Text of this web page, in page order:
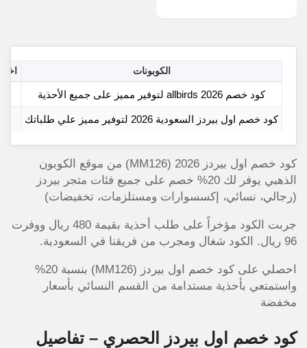
الكوبونات
كود خصم allbirds 2026 لتوفير مميز على جميع الأحذية
كود خصم اول بيردز السعودية 2026 لتوفير مميز علي طلباتك
كود خصم اول بيردز 2026 (MM126) من موقع الكوبون
الذهبي يوفر لك 20% خصم على جميع فئات متجر بيردز
(رجالي، نسائي، إكسسوارات ومستلزمات، تخفيضات)
جربت الكود مؤخراً على طلب أحذية بقيمة 480 ريال ووفرت
96 ريال. الكود شغال ومجرب من فريقنا في السعودية.
احصلي على كود خصم اول بيردز (MM126) بنسبة 20%
واستمتعي بأحذية مستدامة من القسم النسائي بأسعار
مخفضة
كود خصم اول بيردز الحصري – تفاصيل